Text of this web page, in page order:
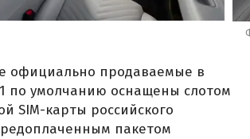
официально продаваемые в
по умолчанию оснащены слотом
SIM-карты российского
пакетом